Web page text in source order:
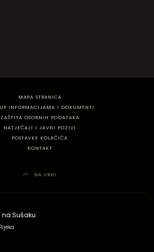
MAPA STRANICA
INFORMACIJAMA I DOKUMENTI
ZAŠTITA OSOBNIH PODATAKA
NATJEČAJI I JAVNI POZIVI
POSTAVKE KOLAČIĆA
KONTAKT
NA VRH!
Sušaku